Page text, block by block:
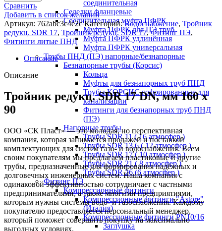
соединительная
Седелки фланцевые
Соединительная муфта ПФРК
Муфта ПФРК для ПЭ труб
Муфта ПФРК удлинённая
Муфта ПФРК универсальная
Трубы ПНД (ПЭ) напорные/безнапорные
Безнапорные трубы (Корсис)
Кольца
Муфты для безнапорных труб ПНД
Трубы КОРСИС гофрированные для
канализации
Фитинги для безнапорных труб ПНД
(ПЭ)
Напорные трубы
Трубы SDR 11 ( 16 атмосфер )
Трубы SDR 13,6 ( 12 атмосфер )
Трубы SDR 17 ( 10 атмосфер )
Трубы SDR 21 ( 8 атмосфер )
Трубы SDR 26 (6 атмосфер )
Фитинг ПЭ
Компрессионные фитинги
Компрессионные фитинги "Astore"
(Италия)
Компрессионные фитинги PN10/16
Заглушка
Сравнить
Добавить в список желаний
Артикул: 762abc3c4e2cКатегорий: Водоснабжение, Тройник
редукц. SDR 17, Тройник редукц. SDR 17, Фитинг ПЭ,
Фитинги литые ПНД
Описание
Описание
Тройник редукц. SDR 17 DN, мм 160 x
90
ООО «СК Пласт» — это молодая, но перспективная
компания, которая занимается продажей и поставкой
комплектующих для систем газо- и водоснабжения. Всем
своим покупателям мы предлагаем пластиковые и другие
трубы, предназначенные для формирования надёжных и
долговечных инженерных систем. Наша компания с
одинаковой эффективностью сотрудничает с частными
предпринимателями, а также многими предприятиями,
которым нужны системы водо- и газоснабжения. Каждому
покупателю предоставляется персональный менеджер,
который поможет совершить покупку на максимально
выгодных условиях.